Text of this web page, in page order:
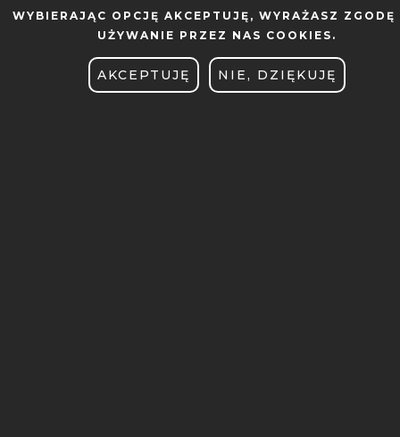
INFORMACJE
WYBIERAJĄC OPCJĘ AKCEPTUJĘ , WYRAŻASZ ZGODĘ
UŻYWANIE PRZEZ NAS COOKIES.
AKCEPTUJĘ NIE, DZIĘKUJĘ